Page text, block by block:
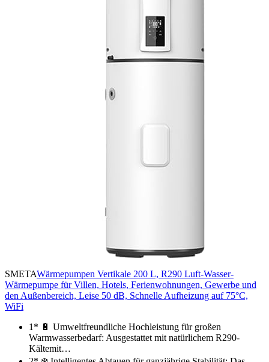
SMETAWärmepumpen Vertikale 200 L, R290 Luft-Wasser-
Wärmepumpe für Villen, Hotels, Ferienwohnungen, Gewerbe und
den Außenbereich, Leise 50 dB, Schnelle Aufheizung auf 75°C,
WiFi
1* 🔋 Umweltfreundliche Hochleistung für großen
Warmwasserbedarf: Ausgestattet mit natürlichem R290-
Kältemit…